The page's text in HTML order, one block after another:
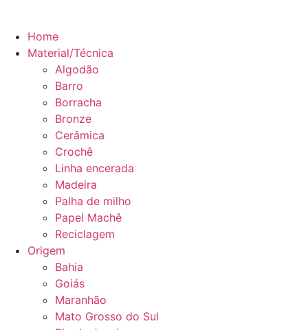
Home
Material/Técnica
Algodão
Barro
Borracha
Bronze
Cerâmica
Crochê
Linha encerada
Madeira
Palha de milho
Papel Machê
Reciclagem
Origem
Bahia
Goiás
Maranhão
Mato Grosso do Sul